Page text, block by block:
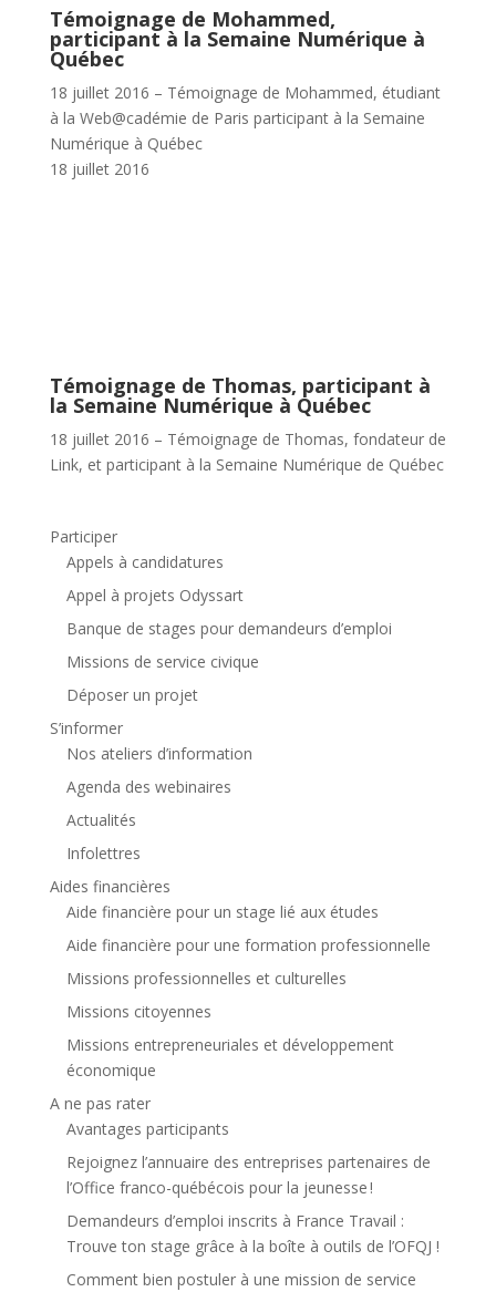
Témoignage de Mohammed,
participant à la Semaine Numérique à
Québec
18 juillet 2016 – Témoignage de Mohammed, étudiant
à la Web@cadémie de Paris participant à la Semaine
Numérique à Québec
18 juillet 2016
Témoignage de Thomas, participant à
la Semaine Numérique à Québec
18 juillet 2016 – Témoignage de Thomas, fondateur de
Link, et participant à la Semaine Numérique de Québec
Participer
Appels à candidatures
Appel à projets Odyssart
Banque de stages pour demandeurs d’emploi
Missions de service civique
Déposer un projet
S’informer
Nos ateliers d’information
Agenda des webinaires
Actualités
Infolettres
Aides financières
Aide financière pour un stage lié aux études
Aide financière pour une formation professionnelle
Missions professionnelles et culturelles
Missions citoyennes
Missions entrepreneuriales et développement
économique
A ne pas rater
Avantages participants
Rejoignez l’annuaire des entreprises partenaires de
l’Office franco-québécois pour la jeunesse !
Demandeurs d’emploi inscrits à France Travail :
Trouve ton stage grâce à la boîte à outils de l’OFQJ !
Comment bien postuler à une mission de service